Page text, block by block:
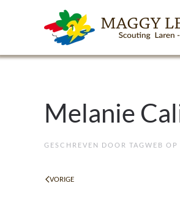
Skip to main content
Melanie
GESCHREVEN DOOR TAGWEB OP
VORIGE